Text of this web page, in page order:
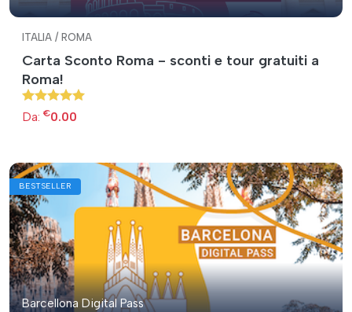
ITALIA / ROMA
Carta Sconto Roma - sconti e tour gratuiti a
Roma!
Da: €0.00
Barcellona Digital Pass
BESTSELLER